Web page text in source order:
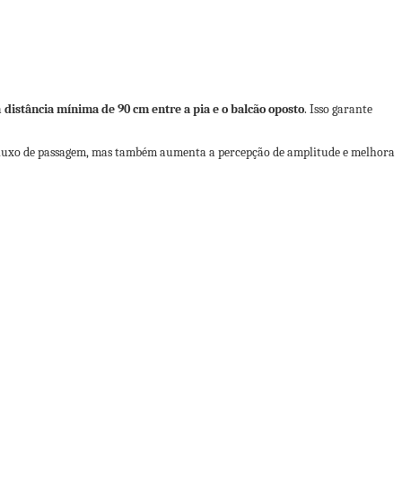
distância mínima de 90 cm entre a pia e o balcão oposto. Isso garante
de passagem, mas também aumenta a percepção de amplitude e melhora